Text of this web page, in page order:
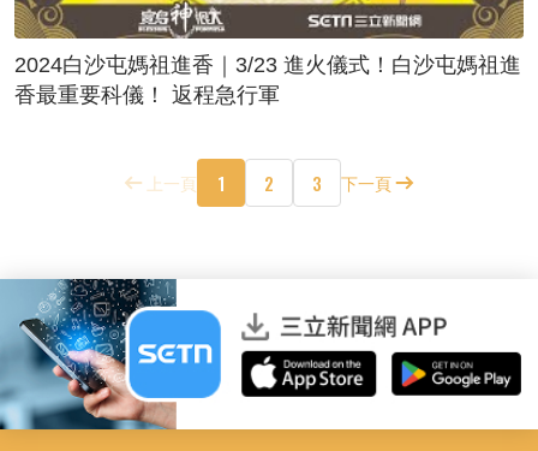
2024白沙屯媽祖進香｜3/23 進火儀式！白沙屯媽祖進
香最重要科儀！ 返程急行軍
上一頁 1 2 3 下一頁